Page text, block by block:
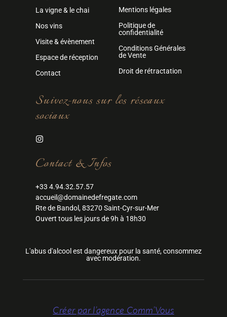
La vigne & le chai
Nos vins
Visite & évènement
Espace de réception
Contact
Mentions légales
Politique de
confidentialité
Conditions Générales
de Vente
Droit de rétractation
Suivez-nous sur les réseaux
sociaux
Contact & Infos
+33 4.94.32.57.57
accueil@domainedefregate.com
Rte de Bandol, 83270 Saint-Cyr-sur-Mer
Ouvert tous les jours de 9h à 18h30
L'abus d'alcool est dangereux pour la santé, consommez
avec modération.
Créer par l’agence Comm’Vous